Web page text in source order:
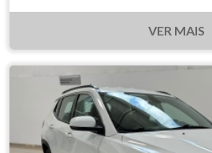
VER MAIS